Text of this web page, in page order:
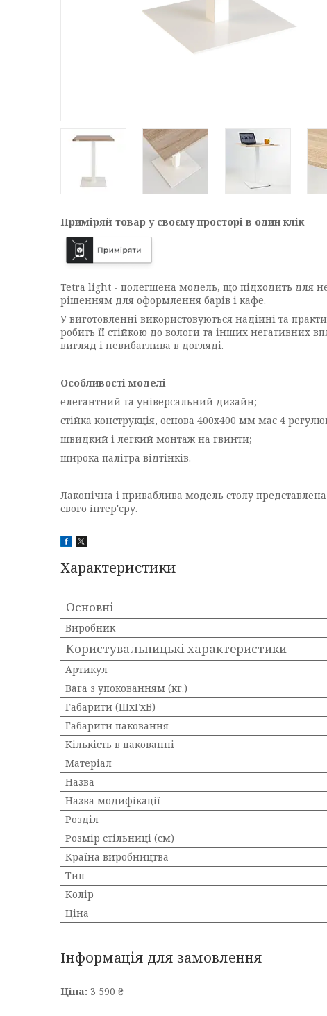
Приміряй товар у своєму просторі в один клік
Tetra light - полегшена модель, що підходить для
рішенням для оформлення барів і кафе.
У виготовленні використовуються надійні та
робить її стійкою до вологи та інших негативних
вигляд і невибаглива в догляді.
Особливості моделі
елегантний та універсальний дизайн;
стійка конструкція, основа 400х400 мм має 4
швидкий і легкий монтаж на гвинти;
широка палітра відтінків.
Лаконічна і приваблива модель столу
свого інтер'єру.
Характеристики
Основні
Виробник
Користувальницькі характеристики
Артикул
Вага з упокованням (кг.)
Габарити (ШхГхВ)
Габарити паковання
Кількість в пакованні
Матеріал
Назва
Назва модифікації
Розділ
Розмір стільниці (см)
Країна виробництва
Тип
Колір
Ціна
Інформація для замовлення
Ціна: 3 590 ₴